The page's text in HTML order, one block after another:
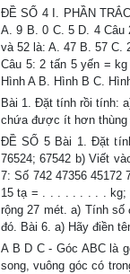
ĐỀ SỐ 4 I. PHẦN
A. 9 B. 0 C. 5 D. 4
và 52 là: A. 47 B. 57 C.
Câu 5: 2 tấn 5 yến =
Hình A B. Hình B C.
Bài 1. Đặt tính rồi tính:
chứa được ít hơn thùng
ĐỀ SỐ 5 Bài 1. Đặt
76524; 67542 b) Viết
7: Số 742 47356
15 tạ = . . . . . . . . . kg;
rộng 27 mét. a) Tính
đó. Bài 6. a) Hãy điền
A B D C - Góc ABC là
song, vuông góc có